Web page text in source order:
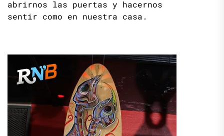
abrirnos las puertas y hacernos
sentir como en nuestra casa.